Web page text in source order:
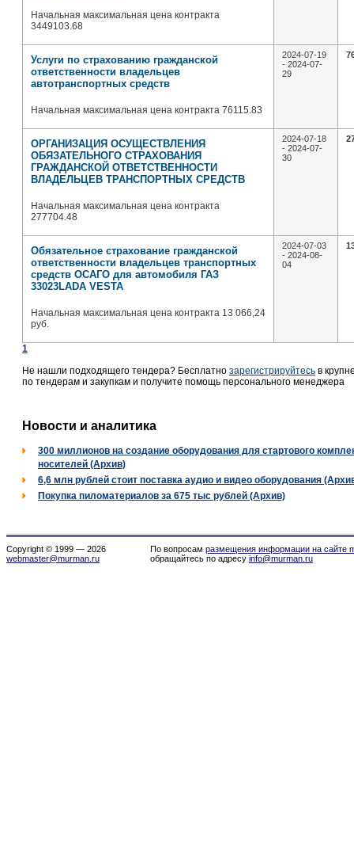
Начальная максимальная цена контракта
3449103.68
Услуги по страхованию гражданской
ответственности владельцев
автотранспортных средств
Начальная максимальная цена контракта 76115.83
2024-07-19
- 2024-07-
29
ОРГАНИЗАЦИЯ ОСУЩЕСТВЛЕНИЯ
ОБЯЗАТЕЛЬНОГО СТРАХОВАНИЯ
ГРАЖДАНСКОЙ ОТВЕТСТВЕННОСТИ
ВЛАДЕЛЬЦЕВ ТРАНСПОРТНЫХ СРЕДСТВ
Начальная максимальная цена контракта
277704.48
2024-07-18
- 2024-07-
30
Обязательное страхование гражданской
ответственности владельцев транспортных
средств ОСАГО для автомобиля ГАЗ
33023LADA VESTA
Начальная максимальная цена контракта 13 066,24
руб.
2024-07-03
- 2024-08-
04
1
Не нашли подходящего тендера? Бесплатно зарегистрируйтесь в
по тендерам и закупкам и получите помощь персонального менеджера
Новости и аналитика
300 миллионов на создание оборудования для стартового
носителей (Архив)
6,6 млн рублей стоит поставка аудио и видео оборудования
Покупка пиломатериалов за 675 тыс рублей (Архив)
Copyright © 1999 — 2026
webmaster@murman.ru
По вопросам размещения информации на сайте
обращайтесь по адресу info@murman.ru